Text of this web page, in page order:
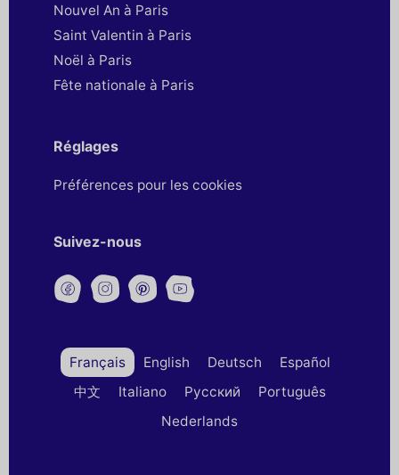
Nouvel An à Paris
Saint Valentin à Paris
Noël à Paris
Fête nationale à Paris
Réglages
Préférences pour les cookies
Suivez-nous
Français English Deutsch
Español
中文
Italiano Русский
Português
Nederlands